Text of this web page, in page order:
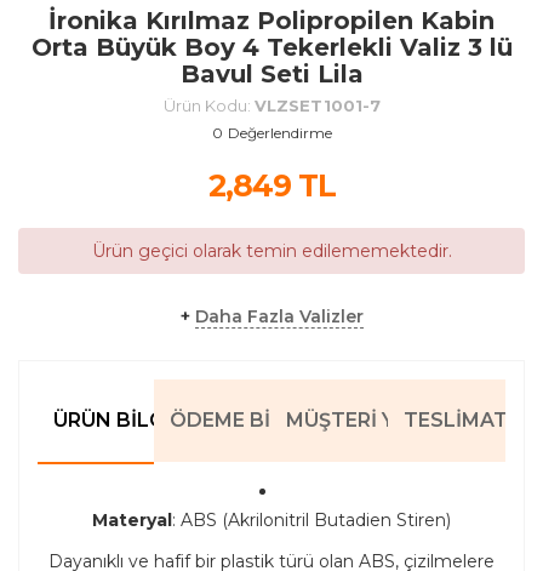
İronika Kırılmaz Polipropilen Kabin
Orta Büyük Boy 4 Tekerlekli Valiz 3 lü
Bavul Seti Lila
Ürün Kodu: VLZSET1001-7
0 Değerlendirme
2,849TL
Ürün geçici olarak temin edilememektedir.
+ Daha Fazla Valizler
ÜRÜN BILGILERIÖDEME BILGILERIMÜŞTERI YORUMLARI
TESLIMAT
Materyal: ABS (Akrilonitril Butadien Stiren)
Dayanıklı ve hafif bir plastik türü olan ABS, çizilmelere